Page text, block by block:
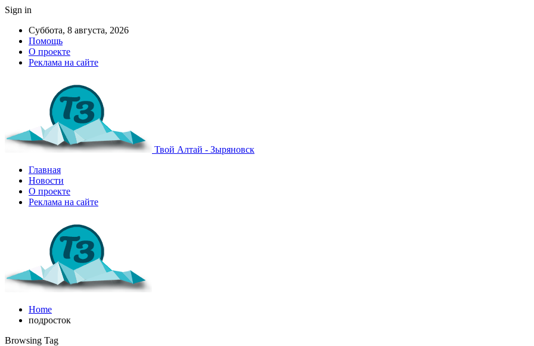
Sign in
Суббота, 8 августа, 2026
Помощь
О проекте
Реклама на сайте
Твой Алтай - Зыряновск
Главная
Новости
О проекте
Реклама на сайте
Home
подросток
Browsing Tag